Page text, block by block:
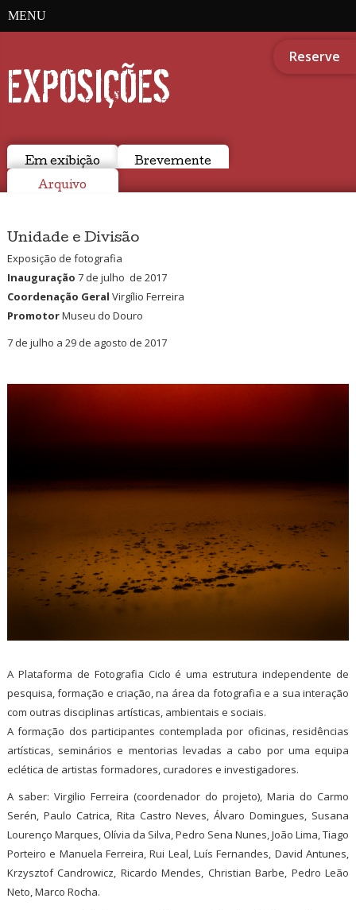
MENU
Reserve
EXPOSIÇÕES
Em exibição Brevemente
Arquivo
Unidade e Divisão
Exposição de fotografia
Inauguração 7 de julho de 2017
Coordenação Geral Virgílio Ferreira
PromotorMuseu do Douro
7 de julho a 29 de agosto de 2017
A Plataforma de Fotografia Ciclo é uma estrutura independente de
pesquisa, formação e criação, na área da fotografia e a sua interação
com outras disciplinas artísticas, ambientais e sociais.
A formação dos participantes contemplada por oficinas, residências
artísticas, seminários e mentorias levadas a cabo por uma equipa
eclética de artistas formadores, curadores e investigadores.
A saber: Virgilio Ferreira (coordenador do projeto), Maria do Carmo
Serén, Paulo Catrica, Rita Castro Neves, Álvaro Domingues, Susana
Lourenço Marques, Olívia da Silva, Pedro Sena Nunes, João Lima, Tiago
Porteiro e Manuela Ferreira, Rui Leal, Luís Fernandes, David Antunes,
Krzysztof Candrowicz, Ricardo Mendes, Christian Barbe, Pedro Leão
Neto, Marco Rocha.